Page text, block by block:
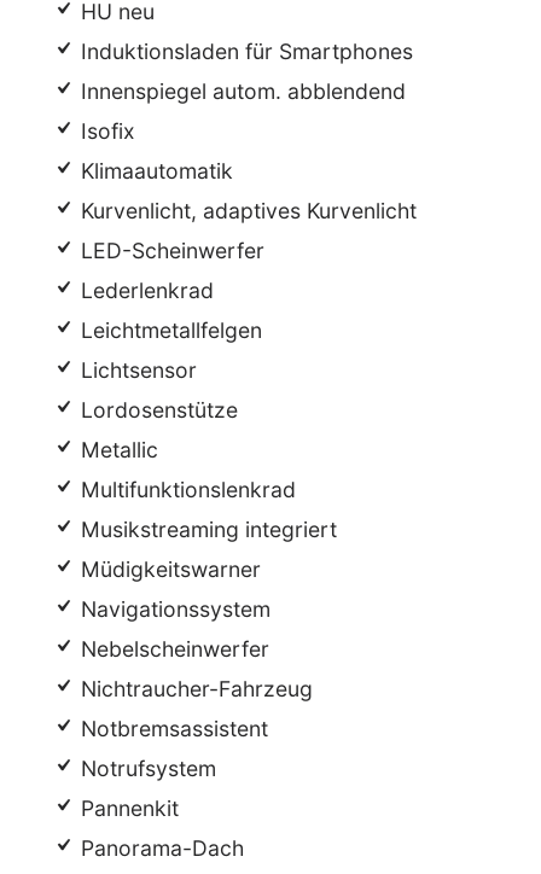
HU neu
Induktionsladen für Smartphones
Innenspiegel autom. abblendend
Isofix
Klimaautomatik
Kurvenlicht, adaptives Kurvenlicht
LED-Scheinwerfer
Lederlenkrad
Leichtmetallfelgen
Lichtsensor
Lordosenstütze
Metallic
Multifunktionslenkrad
Musikstreaming integriert
Müdigkeitswarner
Navigationssystem
Nebelscheinwerfer
Nichtraucher-Fahrzeug
Notbremsassistent
Notrufsystem
Pannenkit
Panorama-Dach